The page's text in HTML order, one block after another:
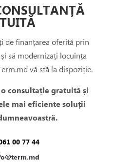
de finanțarea oferită prin
să modernizați locuința
vă stă la dispoziție.
consultație gratuită și
mai eficiente soluții
00 77 44